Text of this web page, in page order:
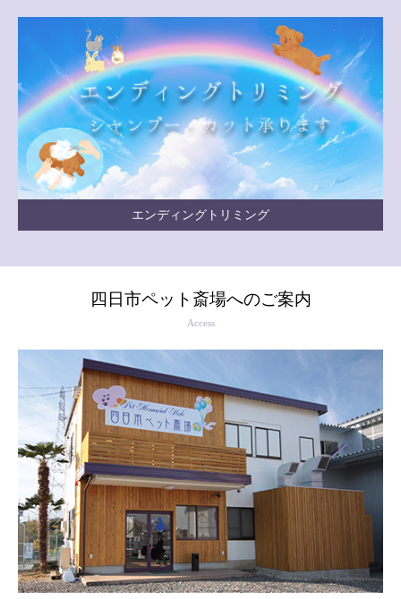
エンディングトリミング
四日市ペット斎場へのご案内
Access